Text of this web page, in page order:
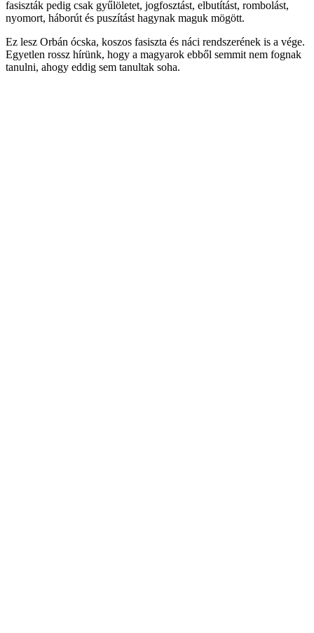
fasiszták pedig csak gyűlöletet, jogfosztást, elbutítást, rombolást,
nyomort, háborút és puszítást hagynak maguk mögött.
Ez lesz Orbán ócska, koszos fasiszta és náci rendszerének is a vége.
Egyetlen rossz hírünk, hogy a magyarok ebből semmit nem fognak
tanulni, ahogy eddig sem tanultak soha.